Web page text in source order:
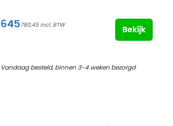
645780,45
Bekijk
Vandaag besteld, binnen 3-4 weken bezorgd